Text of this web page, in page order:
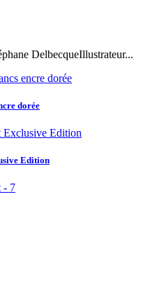
DelbecqueIllustrateur...
dorée
Edition